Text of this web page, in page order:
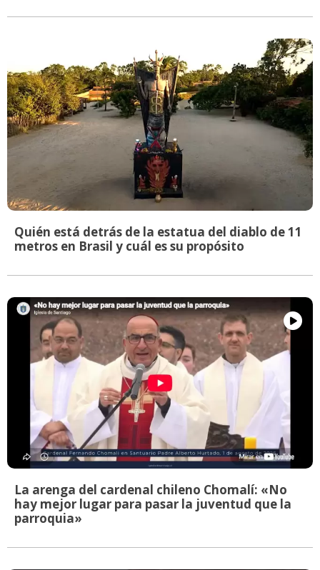
Quién está detrás de la estatua del diablo de 11
metros en Brasil y cuál es su propósito
La arenga del cardenal chileno Chomalí: «No
hay mejor lugar para pasar la juventud que la
parroquia»